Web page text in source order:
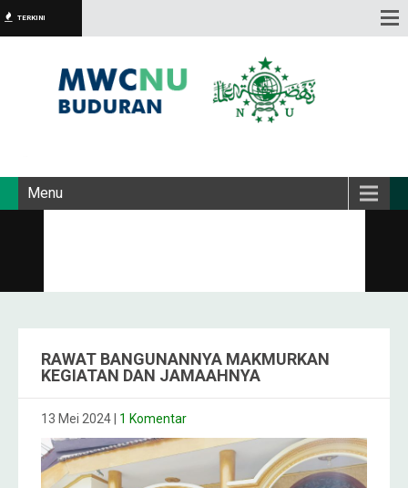
TERKINI
Menu
RAWAT BANGUNANNYA MAKMURKAN
KEGIATAN DAN JAMAAHNYA
13 Mei 2024 1 Komentar